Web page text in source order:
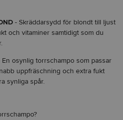
- Skräddarsydd för blondt till ljust
och vitaminer samtidigt som du
En osynlig torrschampo som passar
uppfräschning och extra fukt
synliga spår.